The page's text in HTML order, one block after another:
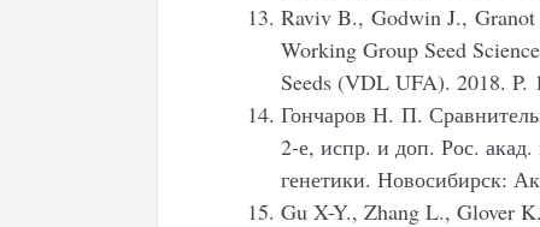
Raviv B., Godwin J.,
Working Group Seed
Seeds (VDL UFA). 2018. P.
Гончаров Н. П.
2-е, испр. и доп. Рос.
генетики. Новосибирск:
Gu X-Y., Zhang L., Glover